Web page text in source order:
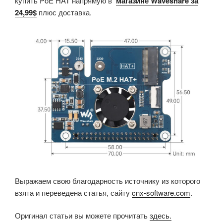
24,99$ плюс доставка.
Выражаем свою благодарность источнику из которого
взята и переведена статья, сайтуcnx-software.com.
Оригинал статьи вы можете прочитатьздесь.